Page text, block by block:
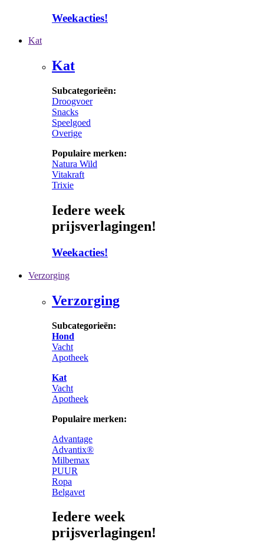
Weekacties!
Kat
Kat
Subcategorieën:
Droogvoer
Snacks
Speelgoed
Overige
Populaire merken:
Natura Wild
Vitakraft
Trixie
Iedere week
prijsverlagingen!
Weekacties!
Verzorging
Verzorging
Subcategorieën:
Hond
Vacht
Apotheek
Kat
Vacht
Apotheek
Populaire merken:
Advantage
Advantix®
Milbemax
PUUR
Ropa
Belgavet
Iedere week
prijsverlagingen!